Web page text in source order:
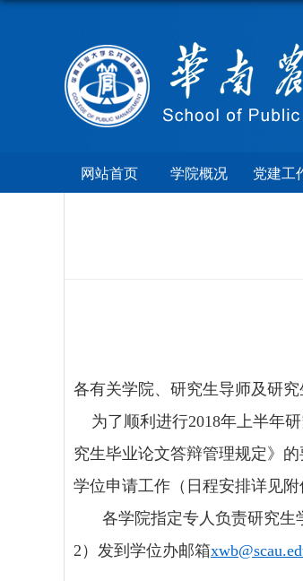
网站首页 学院概况 党建
各有关学院、研究生导师及研究
为了顺利进行2018年上半年
究生毕业论文答辩管理规定》
学位申请工作（日程安排详见附
各学院指定专人负责研究
2 ）发到学位办邮箱